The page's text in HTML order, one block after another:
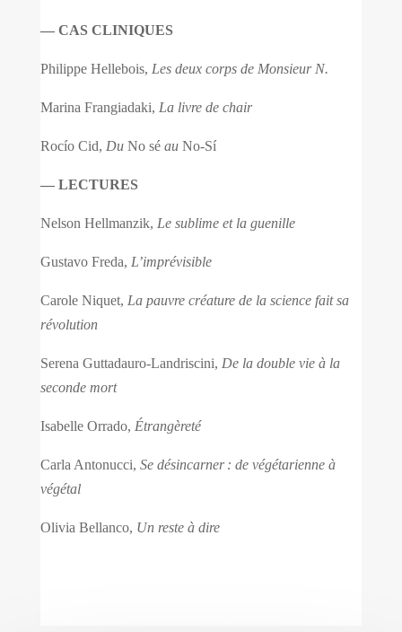
— CAS CLINIQUES
Philippe Hellebois, Les deux corps de Monsieur N.
Marina Frangiadaki, La livre de chair
Rocío Cid, Du No séau No-Sí
— LECTURES
Nelson Hellmanzik, Le sublime et la guenille
Gustavo Freda, L’imprévisible
Carole Niquet, La pauvre créature de la science fait sa
révolution
Serena Guttadauro-Landriscini, De la double vie à la
seconde mort
Isabelle Orrado, Étrangèreté
Carla Antonucci, Se désincarner : de végétarienne à
végétal
Olivia Bellanco, Un reste à dire